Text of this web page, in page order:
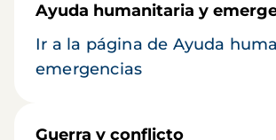
Ayuda humanitaria y
Ir a la página de Ayuda
emergencias
Guerra y conflicto